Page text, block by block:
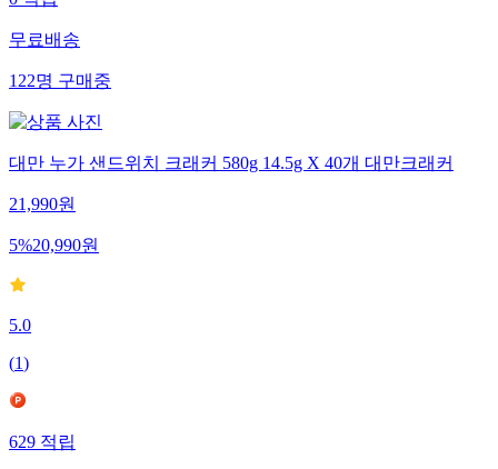
0적립
무료배송
122명구매중
대만 누가 샌드위치 크래커 580g 14.5g X 40개 대만크래커
21,990원
5%20,990원
5.0
(1)
629적립